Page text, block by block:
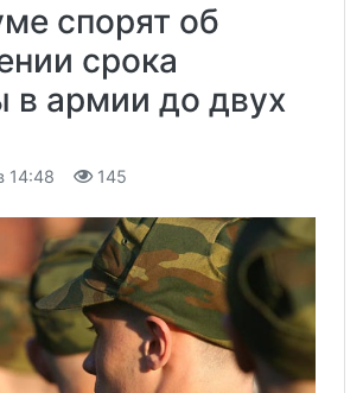
спорят об
срока
в армии до двух
14:48 145